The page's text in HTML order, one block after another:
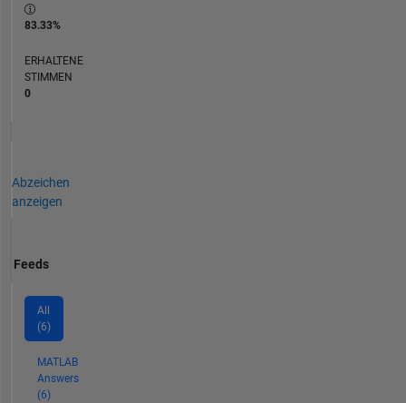
83.33%
ERHALTENE
STIMMEN
0
Abzeichen
anzeigen
Feeds
All
(6)
MATLAB
Answers
(6)